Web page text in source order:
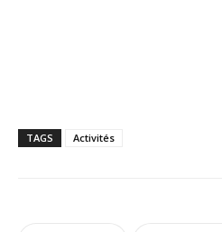
TAGS Activités